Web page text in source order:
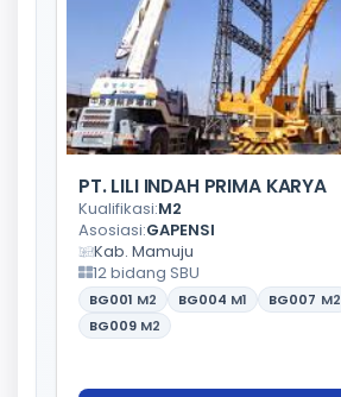
PT. LILI INDAH PRIMA KARYA
Kualifikasi:M2
Asosiasi:GAPENSI
Kab. Mamuju
12 bidang SBU
BG001 M2 BG004 M1 BG007 M2
BG009 M2